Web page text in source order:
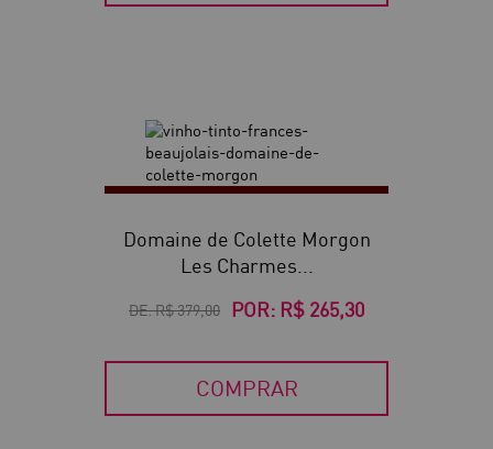
Domaine de Colette Morgon
Les Charmes...
DE:R$ 379,00 POR: R$ 265,30
COMPRAR